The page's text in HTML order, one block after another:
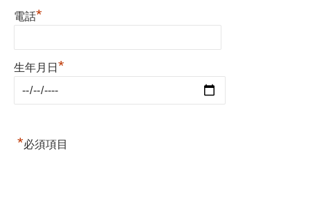
電話*
生年月日 *
*必須項目